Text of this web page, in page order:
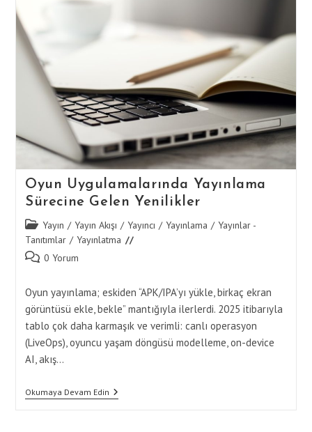
Oyun Uygulamalarında Yayınlama
Sürecine Gelen Yenilikler
Post
category:
Yayın / Yayın Akışı / Yayıncı / Yayınlama / Yayınlar -
Tanıtımlar / Yayınlatma
Post 0 Yorum
Oyun yayınlama; eskiden “APK/IPA’yı yükle, birkaç ekran
görüntüsü ekle, bekle” mantığıyla ilerlerdi. 2025 itibarıyla
tablo çok daha karmaşık ve verimli: canlı operasyon
(LiveOps), oyuncu yaşam döngüsü modelleme, on-device
AI, akış…
Okumaya Devam EdinOyun